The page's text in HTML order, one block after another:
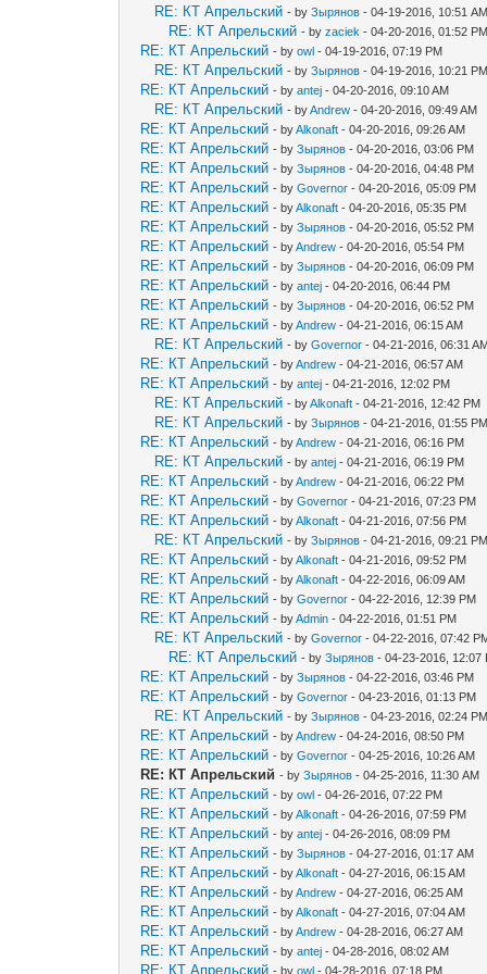
RE: КТ Апрельский - byЗырянов - 04-19-2016, 10:51 AM
RE: КТ Апрельский - byzaciek - 04-20-2016, 01:52 PM
RE: КТ Апрельский - byowl - 04-19-2016, 07:19 PM
RE: КТ Апрельский - byЗырянов - 04-19-2016, 10:21 PM
RE: КТ Апрельский - byantej - 04-20-2016, 09:10 AM
RE: КТ Апрельский - byAndrew - 04-20-2016, 09:49 AM
RE: КТ Апрельский - byAlkonaft - 04-20-2016, 09:26 AM
RE: КТ Апрельский - byЗырянов - 04-20-2016, 03:06 PM
RE: КТ Апрельский - byЗырянов - 04-20-2016, 04:48 PM
RE: КТ Апрельский - byGovernor - 04-20-2016, 05:09 PM
RE: КТ Апрельский - byAlkonaft - 04-20-2016, 05:35 PM
RE: КТ Апрельский - byЗырянов - 04-20-2016, 05:52 PM
RE: КТ Апрельский - byAndrew - 04-20-2016, 05:54 PM
RE: КТ Апрельский - byЗырянов - 04-20-2016, 06:09 PM
RE: КТ Апрельский - byantej - 04-20-2016, 06:44 PM
RE: КТ Апрельский - byЗырянов - 04-20-2016, 06:52 PM
RE: КТ Апрельский - byAndrew - 04-21-2016, 06:15 AM
RE: КТ Апрельский - byGovernor - 04-21-2016, 06:31
RE: КТ Апрельский - byAndrew - 04-21-2016, 06:57 AM
RE: КТ Апрельский - byantej - 04-21-2016, 12:02 PM
RE: КТ Апрельский - byAlkonaft - 04-21-2016, 12:42 PM
RE: КТ Апрельский - byЗырянов - 04-21-2016, 01:55 PM
RE: КТ Апрельский - byAndrew - 04-21-2016, 06:16 PM
RE: КТ Апрельский - byantej - 04-21-2016, 06:19 PM
RE: КТ Апрельский - byAndrew - 04-21-2016, 06:22 PM
RE: КТ Апрельский - byGovernor - 04-21-2016, 07:23 PM
RE: КТ Апрельский - byAlkonaft - 04-21-2016, 07:56 PM
RE: КТ Апрельский - byЗырянов - 04-21-2016, 09:21 PM
RE: КТ Апрельский - byAlkonaft - 04-21-2016, 09:52 PM
RE: КТ Апрельский - byAlkonaft - 04-22-2016, 06:09 AM
RE: КТ Апрельский - byGovernor - 04-22-2016, 12:39 PM
RE: КТ Апрельский - byAdmin - 04-22-2016, 01:51 PM
RE: КТ Апрельский - byGovernor - 04-22-2016, 07:42
RE: КТ Апрельский - byЗырянов - 04-23-2016, 12:07
RE: КТ Апрельский - byЗырянов - 04-22-2016, 03:46 PM
RE: КТ Апрельский - byGovernor - 04-23-2016, 01:13 PM
RE: КТ Апрельский - byЗырянов - 04-23-2016, 02:24 PM
RE: КТ Апрельский - byAndrew - 04-24-2016, 08:50 PM
RE: КТ Апрельский - byGovernor - 04-25-2016, 10:26 AM
RE: КТ Апрельский - byЗырянов - 04-25-2016, 11:30 AM
RE: КТ Апрельский - byowl - 04-26-2016, 07:22 PM
RE: КТ Апрельский - byAlkonaft - 04-26-2016, 07:59 PM
RE: КТ Апрельский - byantej - 04-26-2016, 08:09 PM
RE: КТ Апрельский - byЗырянов - 04-27-2016, 01:17 AM
RE: КТ Апрельский - byAlkonaft - 04-27-2016, 06:15 AM
RE: КТ Апрельский - byAndrew - 04-27-2016, 06:25 AM
RE: КТ Апрельский - byAlkonaft - 04-27-2016, 07:04 AM
RE: КТ Апрельский - byAndrew - 04-28-2016, 06:27 AM
RE: КТ Апрельский - byantej - 04-28-2016, 08:02 AM
RE: КТ Апрельский - byowl - 04-28-2016, 07:18 PM